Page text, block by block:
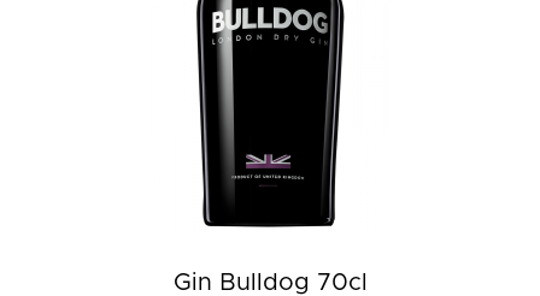
Gin Bulldog 70cl